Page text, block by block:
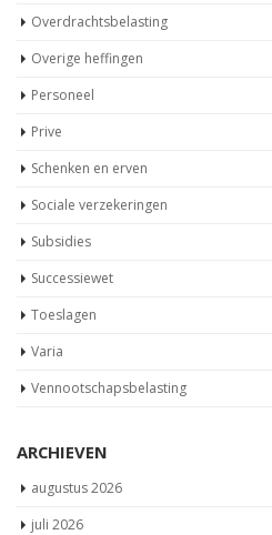
Overdrachtsbelasting
Overige heffingen
Personeel
Prive
Schenken en erven
Sociale verzekeringen
Subsidies
Successiewet
Toeslagen
Varia
Vennootschapsbelasting
ARCHIEVEN
augustus 2026
juli 2026